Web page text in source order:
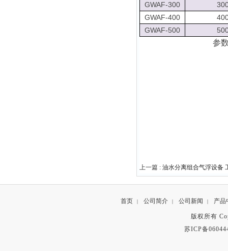
GWAF-300
GWAF-400
GWAF-500
参
上一篇 : 油水分离组合气浮设备
首页 | 公司简介 | 公司新闻 | 产品
版权所有
苏ICP备